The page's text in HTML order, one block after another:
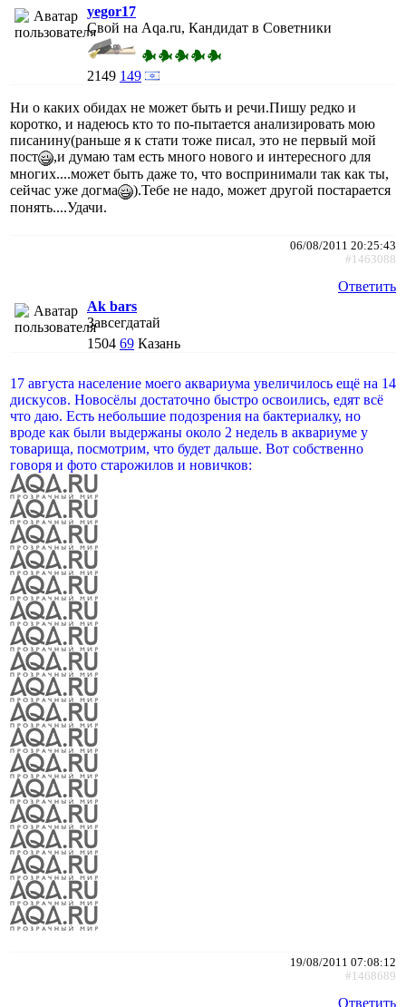
yegor17
Свой на Aqa.ru, Кандидат в Советники
2149 149
Ни о каких обидах не может быть и речи.Пишу редко и
коротко, и надеюсь кто то по-пытается анализировать мою
писанину(раньше я к стати тоже писал, это не первый мой
пост
,и думаю там есть много нового и интересного для
многих....может быть даже то, что воспринимали так как ты,
сейчас уже догма
).Тебе не надо, может другой постарается
понять....Удачи.
06/08/2011 20:25:43
#1463088
Ответить
Ak bars
Завсегдатай
1504 69 Казань
17 августа население моего аквариума увеличилось ещё на 14
дискусов. Новосёлы достаточно быстро освоились, едят всё
что даю. Есть небольшие подозрения на бактериалку, но
вроде как были выдержаны около 2 недель в аквариуме у
товарища, посмотрим, что будет дальше. Вот собственно
говоря и фото старожилов и новичков:
19/08/2011 07:08:12
#1468689
Ответить